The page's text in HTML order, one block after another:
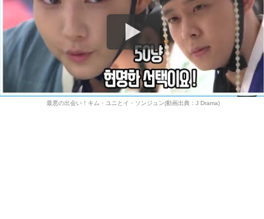
最悪の出会い！キム・ユニとイ・ソンジュン(動画出典：J Drama)